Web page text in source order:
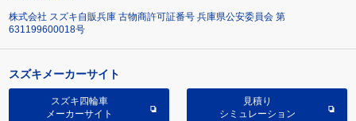
株式会社 スズキ自販兵庫 古物商許可証番号 兵庫県公安委員会 第
631199600018号
スズキメーカーサイト
スズキ四輪車
メーカーサイト
見積り
シミュレーション